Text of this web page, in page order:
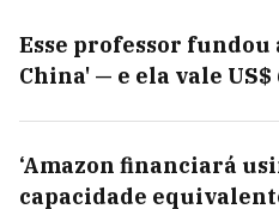
Esse professor
China' — e ela vale
‘Amazon financiará
capacidade